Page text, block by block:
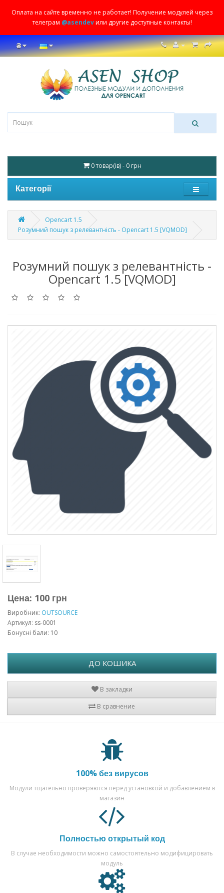
Оплата на сайте временно не работает! Получение модулей через
телеграм @asendevили другие доступные контакты!
₴
0 товар(ів) - 0 грн
Категорії
Opencart 1.5
Розумний пошук з релевантність - Opencart 1.5 [VQMOD]
Розумний пошук з релевантність -
Opencart 1.5 [VQMOD]
Цена: 100 грн
Виробник: OUTSOURCE
Артикул: ss-0001
Бонусні бали: 10
ДО КОШИКА
В закладки
В сравнение
100% без вирусов
Модули тщательно проверяются перед установкой и добавлением в
магазин
Полностью открытый код
В случае необходимости можно самостоятельно модифицировать
модуль